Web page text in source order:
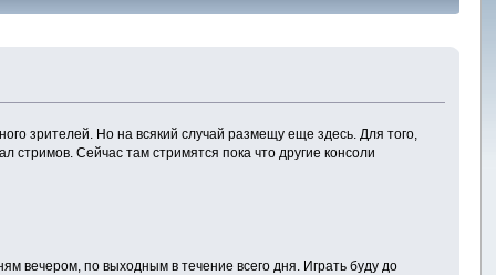
зрителей. Но на всякий случай размещу еще здесь. Для того,
стримов. Сейчас там стримятся пока что другие консоли
вечером, по выходным в течение всего дня. Играть буду до